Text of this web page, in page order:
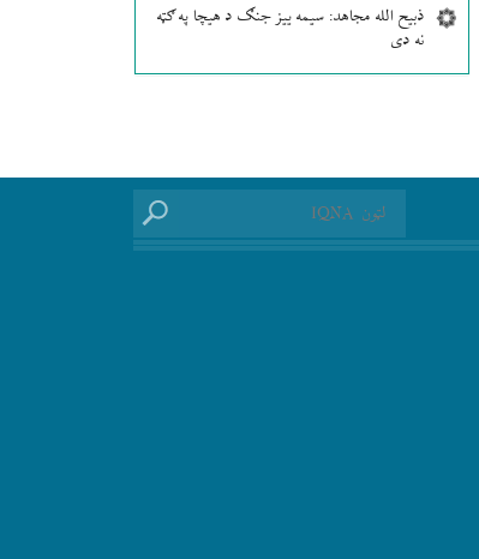
ذبیح الله مجاهد: سیمه ییز جنګ د هیچا په ګټه
نه دی